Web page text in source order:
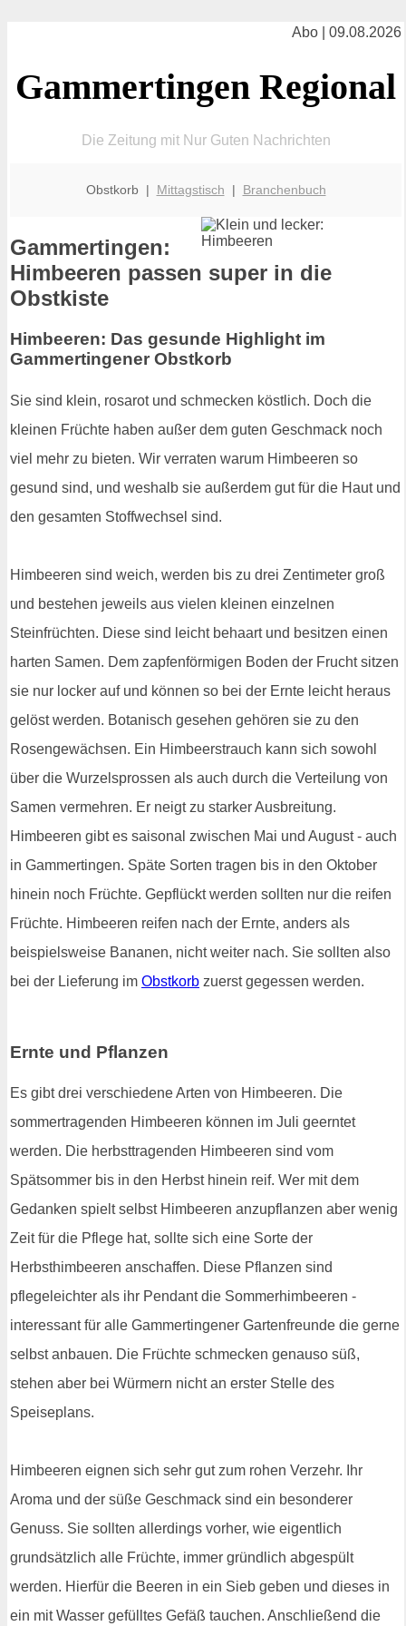
Abo | 09.08.2026
Gammertingen Regional
Die Zeitung mit Nur Guten Nachrichten
Obstkorb | Mittagstisch | Branchenbuch
Gammertingen:
Himbeeren passen super in die
Obstkiste
Himbeeren: Das gesunde Highlight im
Gammertingener Obstkorb
Sie sind klein, rosarot und schmecken köstlich. Doch die
kleinen Früchte haben außer dem guten Geschmack noch
viel mehr zu bieten. Wir verraten warum Himbeeren so
gesund sind, und weshalb sie außerdem gut für die Haut und
den gesamten Stoffwechsel sind.
Himbeeren sind weich, werden bis zu drei Zentimeter groß
und bestehen jeweils aus vielen kleinen einzelnen
Steinfrüchten. Diese sind leicht behaart und besitzen einen
harten Samen. Dem zapfenförmigen Boden der Frucht sitzen
sie nur locker auf und können so bei der Ernte leicht heraus
gelöst werden. Botanisch gesehen gehören sie zu den
Rosengewächsen. Ein Himbeerstrauch kann sich sowohl
über die Wurzelsprossen als auch durch die Verteilung von
Samen vermehren. Er neigt zu starker Ausbreitung.
Himbeeren gibt es saisonal zwischen Mai und August - auch
in Gammertingen. Späte Sorten tragen bis in den Oktober
hinein noch Früchte. Gepflückt werden sollten nur die reifen
Früchte. Himbeeren reifen nach der Ernte, anders als
beispielsweise Bananen, nicht weiter nach. Sie sollten also
bei der Lieferung im Obstkorb zuerst gegessen werden.
Ernte und Pflanzen
Es gibt drei verschiedene Arten von Himbeeren. Die
sommertragenden Himbeeren können im Juli geerntet
werden. Die herbsttragenden Himbeeren sind vom
Spätsommer bis in den Herbst hinein reif. Wer mit dem
Gedanken spielt selbst Himbeeren anzupflanzen aber wenig
Zeit für die Pflege hat, sollte sich eine Sorte der
Herbsthimbeeren anschaffen. Diese Pflanzen sind
pflegeleichter als ihr Pendant die Sommerhimbeeren -
interessant für alle Gammertingener Gartenfreunde die gerne
selbst anbauen. Die Früchte schmecken genauso süß,
stehen aber bei Würmern nicht an erster Stelle des
Speiseplans.
Himbeeren eignen sich sehr gut zum rohen Verzehr. Ihr
Aroma und der süße Geschmack sind ein besonderer
Genuss. Sie sollten allerdings vorher, wie eigentlich
grundsätzlich alle Früchte, immer gründlich abgespült
werden. Hierfür die Beeren in ein Sieb geben und dieses in
ein mit Wasser gefülltes Gefäß tauchen. Anschließend die